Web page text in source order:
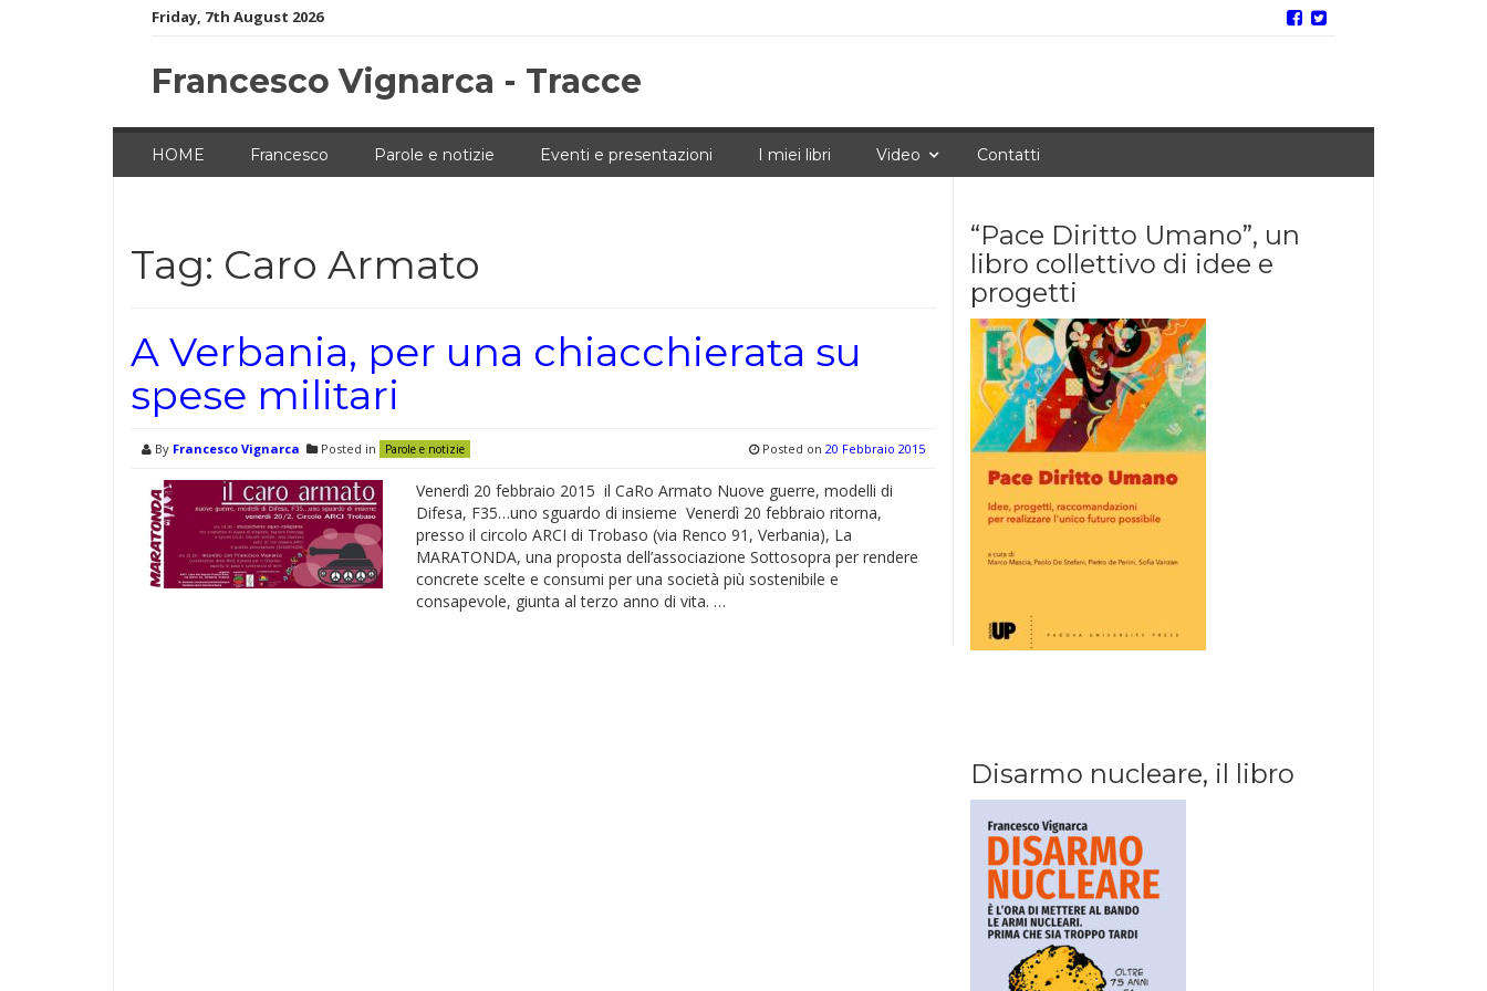
Friday, 7th August 2026
Francesco Vignarca - Tracce
HOME Francesco Parole e notizie Eventi e presentazioni I miei libri Video Contatti
Tag: Caro Armato
A Verbania, per una chiacchierata su
spese militari
By Francesco Vignarca Posted in Parole e notizie Posted on 20 Febbraio 2015
Venerdì 20 febbraio 2015 il CaRo Armato Nuove guerre, modelli di
Difesa, F35…uno sguardo di insieme Venerdì 20 febbraio ritorna,
presso il circolo ARCI di Trobaso (via Renco 91, Verbania), La
MARATONDA, una proposta dell’associazione Sottosopra per rendere
concrete scelte e consumi per una società più sostenibile e
consapevole, giunta al terzo anno di vita. …
“Pace Diritto Umano”, un
libro collettivo di idee e
progetti
Disarmo nucleare, il libro